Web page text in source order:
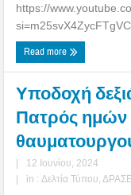
https://
Read more
Υποδοχή
Πατρός ημών
|
12 Ιουνίου, 2024
|
in : Δελτία Τύπου